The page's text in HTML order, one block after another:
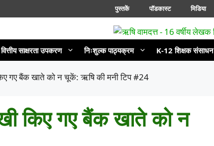
पुस्तकें पॉडकास्ट मिडिया
वित्तीय साक्षरता उपकरण निःशुल्क पाठ्यक्रम K-12 शिक्षक संसाधन
गए बैंक खाते को न चूकें: ऋषि की मनी टिप #24
किए गए बैंक खाते को न